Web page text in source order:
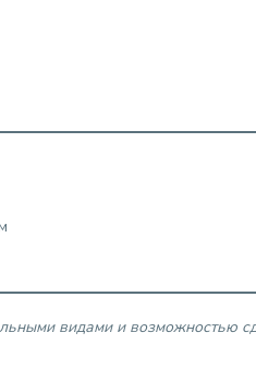
видами и возможностью